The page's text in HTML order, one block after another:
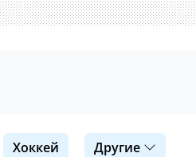
Хоккей Другие